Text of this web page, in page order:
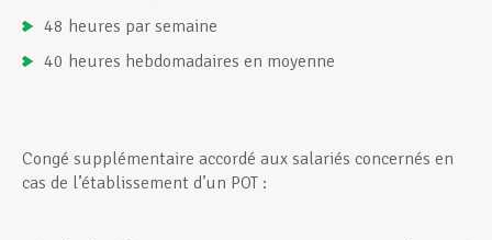
48 heures par semaine
40 heures hebdomadaires en moyenne
Congé supplémentaire accordé aux salariés concernés en
cas de l’établissement d’un POT :